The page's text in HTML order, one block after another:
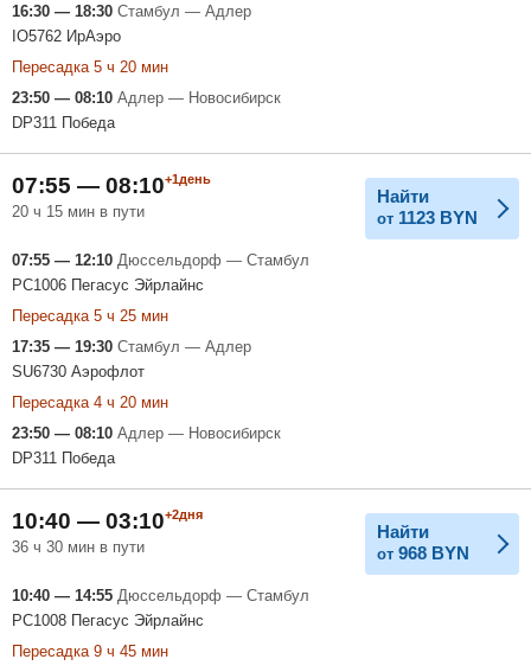
16:30 — 18:30 Стамбул — Адлер
IO5762 ИрАэро
Пересадка 5 ч 20 мин
23:50 — 08:10 Адлер — Новосибирск
DP311 Победа
07:55 — 08:10+1день
20 ч 15 мин в пути
Найти
от 1123 BYN
07:55 — 12:10 Дюссельдорф — Стамбул
PC1006 Пегасус Эйрлайнс
Пересадка 5 ч 25 мин
17:35 — 19:30 Стамбул — Адлер
SU6730 Аэрофлот
Пересадка 4 ч 20 мин
23:50 — 08:10 Адлер — Новосибирск
DP311 Победа
10:40 — 03:10+2дня
36 ч 30 мин в пути
Найти
от 968 BYN
10:40 — 14:55 Дюссельдорф — Стамбул
PC1008 Пегасус Эйрлайнс
Пересадка 9 ч 45 мин